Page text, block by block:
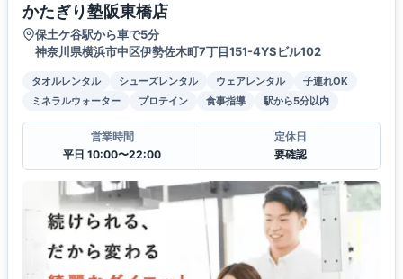
かたぎり塾阪東橋店
保土ケ谷駅から車で5分
神奈川県横浜市中区伊勢佐木町7丁目151-4YSビル102
タオルレンタル シューズレンタル ウェアレンタル
子連れOK
ミネラルウォーター
プロテイン 食事指導 駅から5分以内
営業時間
平日 10:00〜22:00
定休日
要確認